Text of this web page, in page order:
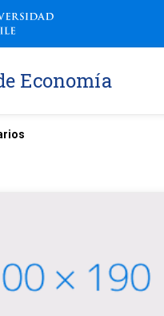
Economía